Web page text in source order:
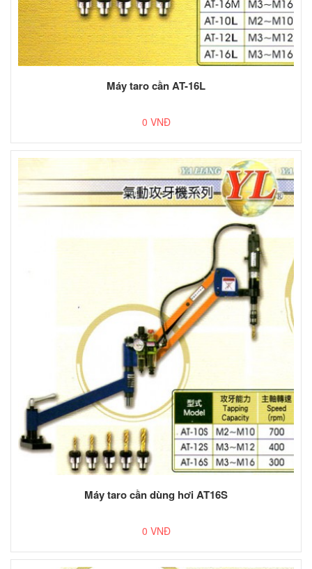
Máy taro cần AT-16L
0 VNĐ
Máy taro cần dùng hơi AT16S
0 VNĐ